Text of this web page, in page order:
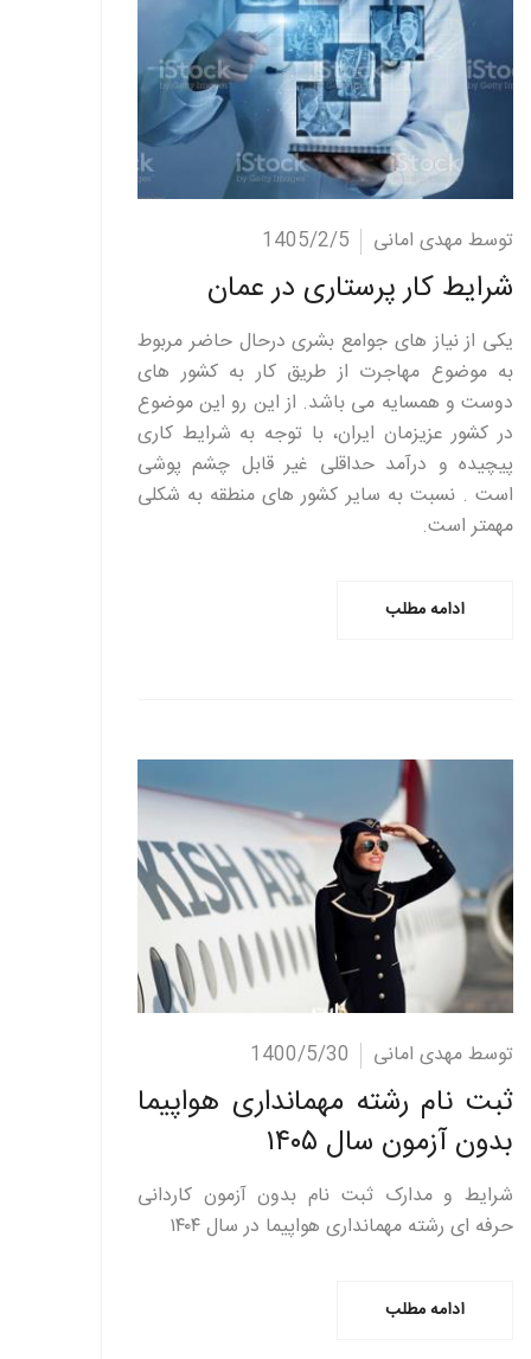
توسط مهدی امانی 1405/2/5
شرایط کار پرستاری در عمان
یکی از نیاز های جوامع بشری درحال حاضر مربوط
به موضوع مهاجرت از طریق کار به کشور های
دوست و همسایه می باشد. از این رو این موضوع
در کشور عزیزمان ایران، با توجه به شرایط کاری
پیچیده و درآمد حداقلی غیر قابل چشم پوشی
است . نسبت به سایر کشور های منطقه به شکلی
مهمتر است.
ادامه مطلب
ادامه مطلب توسط مهدی امانی 1400/5/30
ثبت نام رشته مهمانداری هواپیما
بدون آزمون سال ۱۴۰۵
شرایط و مدارک ثبت نام بدون آزمون کاردانی
حرفه ای رشته مهمانداری هواپیما در سال ۱۴۰۴
ادامه مطلب